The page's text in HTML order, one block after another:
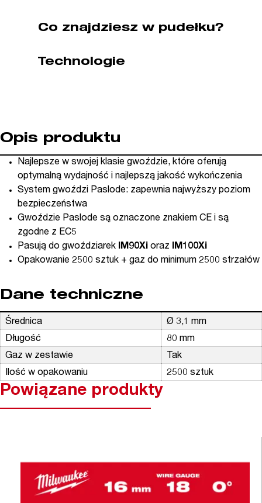
Co znajdziesz w pudełku?
Technologie
Opis produktu
Najlepsze w swojej klasie gwoździe, które oferują
optymalną wydajność i najlepszą jakość wykończenia
System gwoździ Paslode: zapewnia najwyższy poziom
bezpieczeństwa
Gwoździe Paslode są oznaczone znakiem CE i są
zgodne z EC5
Pasują do gwoździarek IM90Xi oraz IM100Xi
Opakowanie 2500 sztuk + gaz do minimum 2500 strzałów
Dane techniczne
Średnica
Ø 3,1 mm
Długość
80 mm
Gaz w zestawie
Tak
Ilość w opakowaniu
2500 sztuk
Powiązane produkty